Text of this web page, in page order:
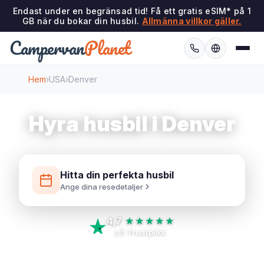
Endast under en begränsad tid! Få ett gratis eSIM* på 1
GB när du bokar din husbil. Allmänna villkor gäller.
CampervanPlanet
Hem›USA›Denver
Hyra husbil i Denver
Hitta din perfekta husbil
Ange dina resedetaljer
4,7 ★★★★★
på Trustpilot